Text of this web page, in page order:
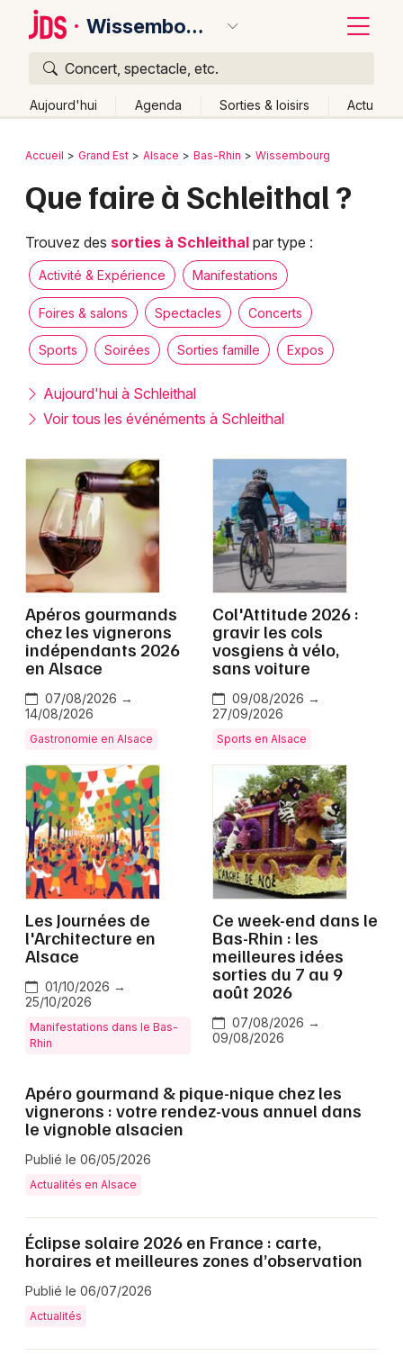
Wissembourg
Concert, spectacle, etc.
Aujourd'hui Agenda Sorties & loisirs Actu
Publier un événement
Grands événements
Activité & Expérience
Manifestations
Foires & salons
Concerts
Sports
Soirées
Sorties famille
Expos
Sorties & loisirs
Bas-Rhin
Alsace
Grand Est
Jeux concours
Newsletter des sorties
Artistes en tournée
Magazine à Wissembourg
Actus tourisme & loisirs
Bordeaux
Lille
Lyon
Marseille
Montpellier
Nice
Paris
Strasbourg
Toulouse
Toutes les villes
Retour
Accueil Grand Est Alsace Bas-Rhin Wissembourg
Que faire à Schleithal ?
Trouvez des sorties à Schleithal par type :
Activité & Expérience Manifestations
Foires & salons Spectacles Concerts
Sports Soirées Sorties famille Expos
Aujourd'hui à Schleithal
Voir tous les événéments à Schleithal
Apéros gourmands
chez les vignerons
indépendants 2026
en Alsace
07/08/2026 →
14/08/2026
Gastronomie en Alsace
Col'Attitude 2026 :
gravir les cols
vosgiens à vélo,
sans voiture
09/08/2026 →
27/09/2026
Sports en Alsace
Les Journées de
l'Architecture en
Alsace
01/10/2026 →
25/10/2026
Manifestations dans le Bas-
Rhin
Ce week-end dans le
Bas-Rhin : les
meilleures idées
sorties du 7 au 9
août 2026
07/08/2026 →
09/08/2026
Apéro gourmand & pique-nique chez les
vignerons : votre rendez-vous annuel dans
le vignoble alsacien
Publié le 06/05/2026
Actualités en Alsace
Éclipse solaire 2026 en France : carte,
horaires et meilleures zones d’observation
Publié le 06/07/2026
Actualités
Quoi ?
Où ?
Partout
Près de moi Changer de lieu
Quand ?
Effacer les dates
Aujourd'hui
Demain Ce week-end Autre